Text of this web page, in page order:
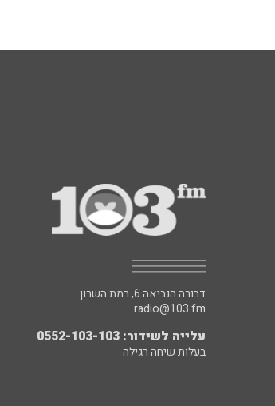
דבורה הנביאה 6, רמת השרון
radio@103.fm
עלייה לשידור: 0552-103-103
בעלות שיחה רגילה